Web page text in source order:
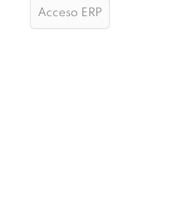
Acceso ERP